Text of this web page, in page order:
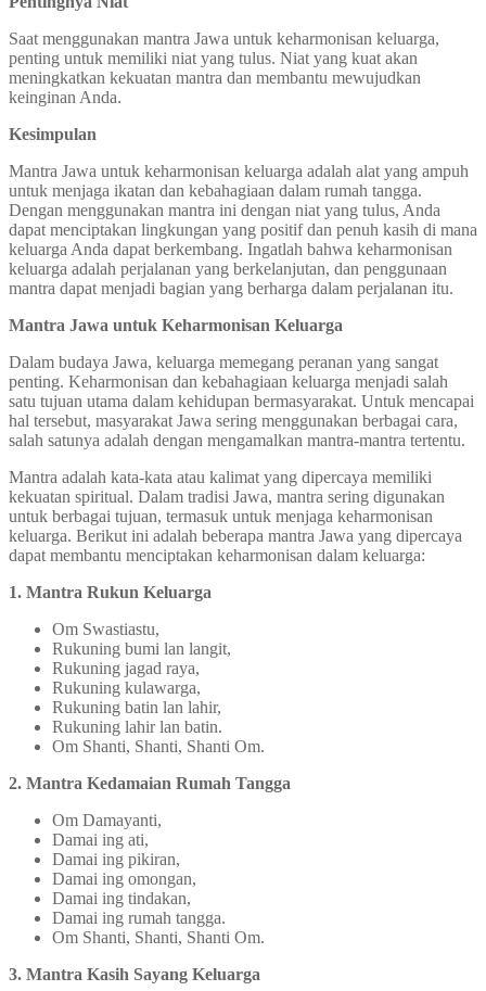
Saat menggunakan mantra Jawa untuk keharmonisan keluarga,
penting untuk memiliki niat yang tulus. Niat yang kuat akan
meningkatkan kekuatan mantra dan membantu mewujudkan
keinginan Anda.
Kesimpulan
Mantra Jawa untuk keharmonisan keluarga adalah alat yang ampuh
untuk menjaga ikatan dan kebahagiaan dalam rumah tangga.
Dengan menggunakan mantra ini dengan niat yang tulus, Anda
dapat menciptakan lingkungan yang positif dan penuh kasih di mana
keluarga Anda dapat berkembang. Ingatlah bahwa keharmonisan
keluarga adalah perjalanan yang berkelanjutan, dan penggunaan
mantra dapat menjadi bagian yang berharga dalam perjalanan itu.
Mantra Jawa untuk Keharmonisan Keluarga
Dalam budaya Jawa, keluarga memegang peranan yang sangat
penting. Keharmonisan dan kebahagiaan keluarga menjadi salah
satu tujuan utama dalam kehidupan bermasyarakat. Untuk mencapai
hal tersebut, masyarakat Jawa sering menggunakan berbagai cara,
salah satunya adalah dengan mengamalkan mantra-mantra tertentu.
Mantra adalah kata-kata atau kalimat yang dipercaya memiliki
kekuatan spiritual. Dalam tradisi Jawa, mantra sering digunakan
untuk berbagai tujuan, termasuk untuk menjaga keharmonisan
keluarga. Berikut ini adalah beberapa mantra Jawa yang dipercaya
dapat membantu menciptakan keharmonisan dalam keluarga:
1. Mantra Rukun Keluarga
Om Swastiastu,
Rukuning bumi lan langit,
Rukuning jagad raya,
Rukuning kulawarga,
Rukuning batin lan lahir,
Rukuning lahir lan batin.
Om Shanti, Shanti, Shanti Om.
2. Mantra Kedamaian Rumah Tangga
Om Damayanti,
Damai ing ati,
Damai ing pikiran,
Damai ing omongan,
Damai ing tindakan,
Damai ing rumah tangga.
Om Shanti, Shanti, Shanti Om.
3. Mantra Kasih Sayang Keluarga